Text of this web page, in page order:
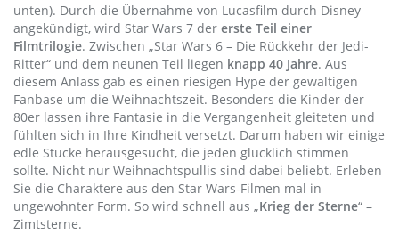
unten). Durch die Übernahme von Lucasfilm durch Disney
angekündigt, wird Star Wars 7 der erste Teil einer
Filmtrilogie. Zwischen „Star Wars 6 – Die Rückkehr der Jedi-
Ritter“ und dem neunen Teil liegen knapp 40 Jahre. Aus
diesem Anlass gab es einen riesigen Hype der gewaltigen
Fanbase um die Weihnachtszeit. Besonders die Kinder der
80er lassen ihre Fantasie in die Vergangenheit gleiteten und
fühlten sich in Ihre Kindheit versetzt. Darum haben wir einige
edle Stücke herausgesucht, die jeden glücklich stimmen
sollte. Nicht nur Weihnachtspullis sind dabei beliebt. Erleben
Sie die Charaktere aus den Star Wars-Filmen mal in
ungewohnter Form. So wird schnell aus „Krieg der Sterne“ –
Zimtsterne.